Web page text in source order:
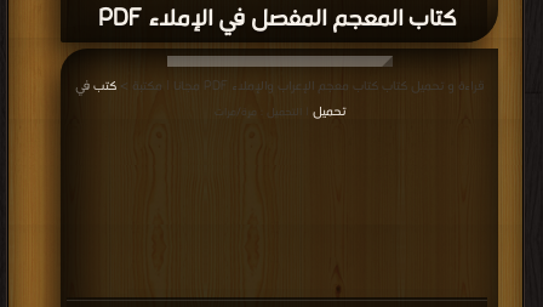
كتاب المعجم المفصل في الإملاء PDF
قراءة و تحميل كتاب كتاب معجم الإعراب والإملاء PDF مجانا | مكتبة >
كتب في
تحميل
| التحميل : مرة/مرات